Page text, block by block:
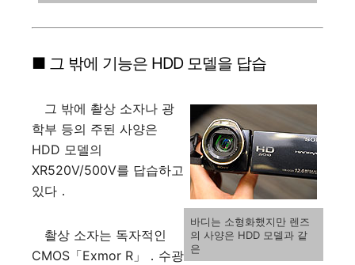
■ 그 밖에 기능은 HDD 모델을 답습
바디는 소형화했지만 렌즈
의 사양은 HDD 모델과 같
은
그 밖에 촬상 소자나 광
학부 등의 주된 사양은
HDD 모델의
XR520V/500V를 답습하고
있다．
촬상 소자는 독자적인
CMOS「Exmor R」．수광